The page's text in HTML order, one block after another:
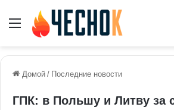
Меню
Домой / Последние новости
ГПК: в Польшу и Литву за